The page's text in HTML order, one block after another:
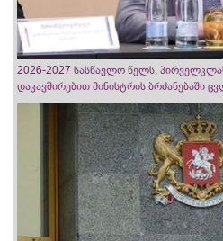
2026-2027 სასწავლო წელს,
დაკავშირებით მინისტრის ბრძანებაში